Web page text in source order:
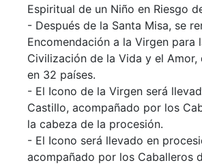
Espiritual de un Niño en Riesgo
- Después de la Santa Misa, se
Encomendación a la Virgen para
Civilización de la Vida y el Amor,
en 32 países.
- El Icono de la Virgen será
Castillo, acompañado por los
la cabeza de la procesión.
- El Icono será llevado en
acompañado por los Caballeros